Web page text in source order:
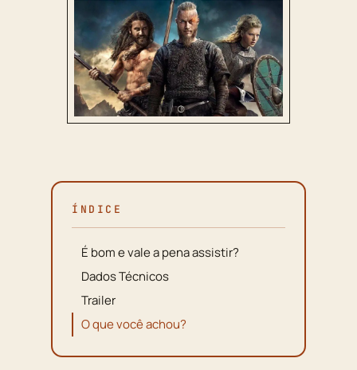
ÍNDICE
É bom e vale a pena assistir?
Dados Técnicos
Trailer
O que você achou?